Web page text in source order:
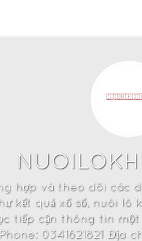
hợp và theo dõi các
kết quả xổ số, nuôi
tiếp cận thông tin
0341621821 Địa